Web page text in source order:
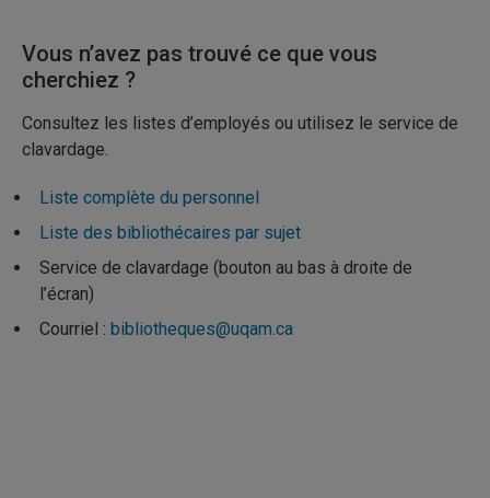
Vous n’avez pas trouvé ce que vous
cherchiez ?
Consultez les listes d’employés ou utilisez le service de
clavardage.
Liste complète du personnel
Liste des bibliothécaires par sujet
Service de clavardage (bouton au bas à droite de
l’écran)
Courriel : bibliotheques@uqam.ca